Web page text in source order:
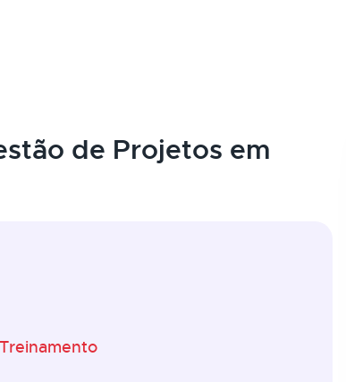
de Projetos em